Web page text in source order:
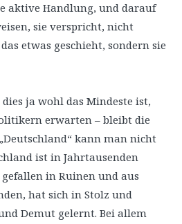
aktive Handlung, und darauf
sie verspricht, nicht
etwas geschieht, sondern sie
ja wohl das Mindeste ist,
erwarten – bleibt die
kann man nicht
ist in Jahrtausenden
in Ruinen und aus
hat sich in Stolz und
Demut gelernt. Bei allem